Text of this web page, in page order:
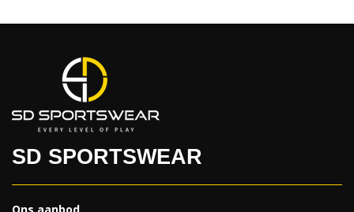
SD SPORTSWEAR
Ons aanbod